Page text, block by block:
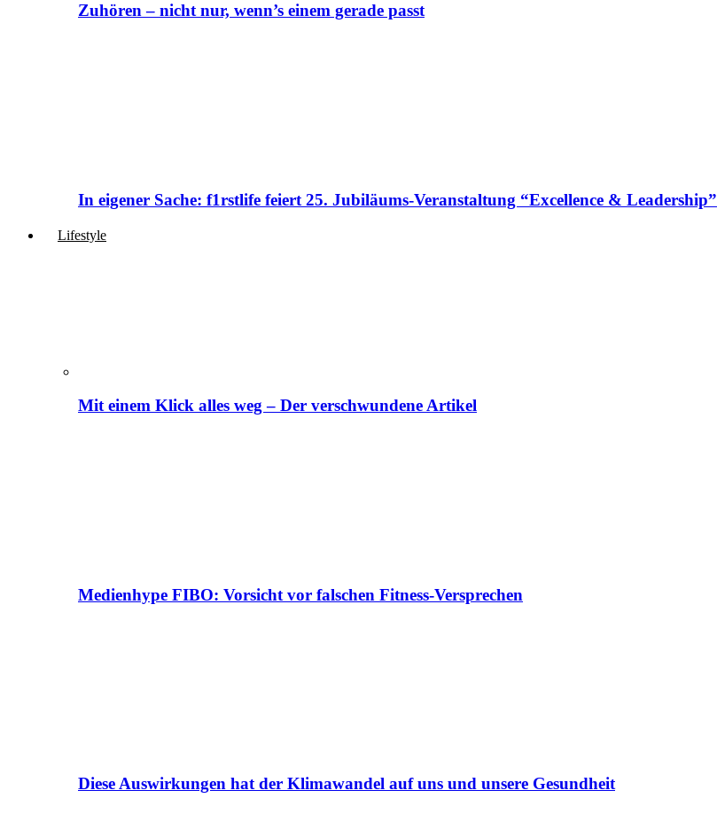
Zuhören – nicht nur, wenn’s einem gerade passt
In eigener Sache: f1rstlife feiert 25. Jubiläums-Veranstaltung “Excellence & Leadership”
Lifestyle
Mit einem Klick alles weg – Der verschwundene Artikel
Medienhype FIBO: Vorsicht vor falschen Fitness-Versprechen
Diese Auswirkungen hat der Klimawandel auf uns und unsere Gesundheit